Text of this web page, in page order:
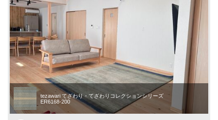
tezawari てざわり・てざわりコレクションシリーズ
ER6168-200